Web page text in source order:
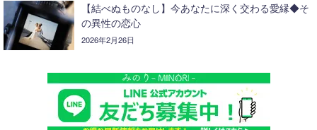
【結べぬものなし】今あなたに深く交わる愛縁◆そ
の異性の恋心
2026年2月26日